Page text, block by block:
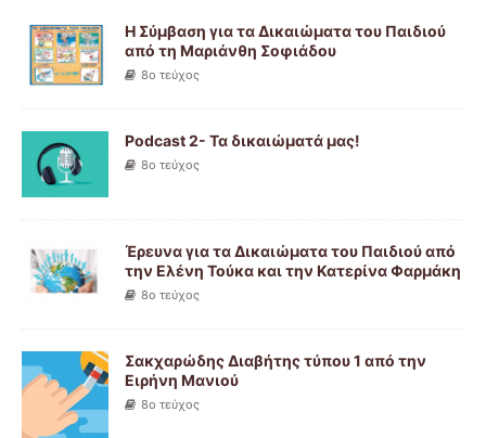
Η Σύμβαση για τα Δικαιώματα του Παιδιού
από τη Μαριάνθη Σοφιάδου
8ο τεύχος
Podcast 2- Τα δικαιώματά μας!
8ο τεύχος
Έρευνα για τα Δικαιώματα του Παιδιού από
την Ελένη Τούκα και την Κατερίνα Φαρμάκη
8ο τεύχος
Σακχαρώδης Διαβήτης τύπου 1 από την
Ειρήνη Μανιού
8ο τεύχος